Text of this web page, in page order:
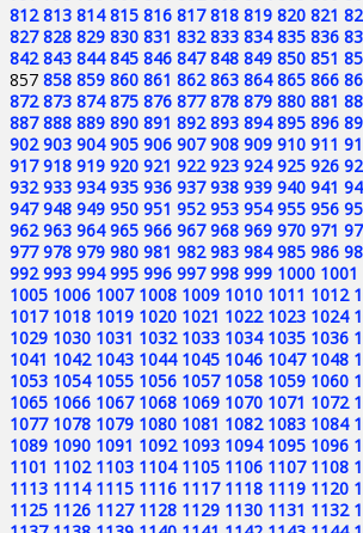
812 813 814 815 816 817 818 819 820 821
827 828 829 830 831 832 833 834 835 836
842 843 844 845 846 847 848 849 850 851
857 858 859 860 861 862 863 864 865 866
872 873 874 875 876 877 878 879 880 881
887 888 889 890 891 892 893 894 895 896
902 903 904 905 906 907 908 909 910 911
917 918 919 920 921 922 923 924 925 926
932 933 934 935 936 937 938 939 940 941
947 948 949 950 951 952 953 954 955 956
962 963 964 965 966 967 968 969 970 971
977 978 979 980 981 982 983 984 985 986
992 993 994 995 996 997 998 999 1000 1001
1005 1006 1007 1008 1009 1010 1011 1012
1017 1018 1019 1020 1021 1022 1023 1024
1029 1030 1031 1032 1033 1034 1035 1036
1041 1042 1043 1044 1045 1046 1047 1048
1053 1054 1055 1056 1057 1058 1059 1060
1065 1066 1067 1068 1069 1070 1071 1072
1077 1078 1079 1080 1081 1082 1083 1084
1089 1090 1091 1092 1093 1094 1095 1096
1101 1102 1103 1104 1105 1106 1107 1108
1113 1114 1115 1116 1117 1118 1119 1120
1125 1126 1127 1128 1129 1130 1131 1132